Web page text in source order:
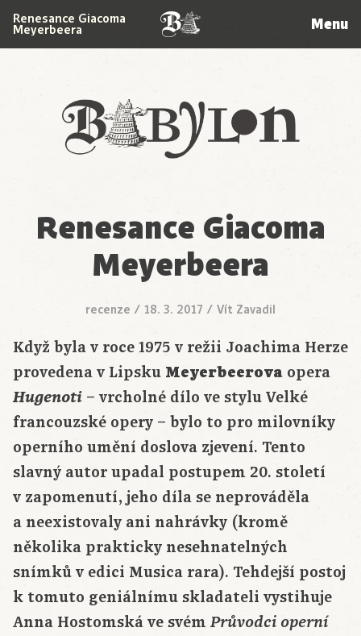
Babylon
Renesance Giacoma
Meyerbeera Menu
Renesance Giacoma
Meyerbeera
recenze / 18. 3. 2017 / Vít Zavadil
Když byla v roce 1975 v režii Joachima Herze
provedena v Lipsku Meyerbeerova opera
Hugenoti – vrcholné dílo ve stylu Velké
francouzské opery – bylo to pro milovníky
operního umění doslova zjevení. Tento
slavný autor upadal postupem 20. století
v zapomenutí, jeho díla se neprováděla
a neexistovaly ani nahrávky (kromě
několika prakticky nesehnatelných
snímků v edici Musica rara). Tehdejší postoj
k tomuto geniálnímu skladateli vystihuje
Anna Hostomská ve svém Průvodci operní